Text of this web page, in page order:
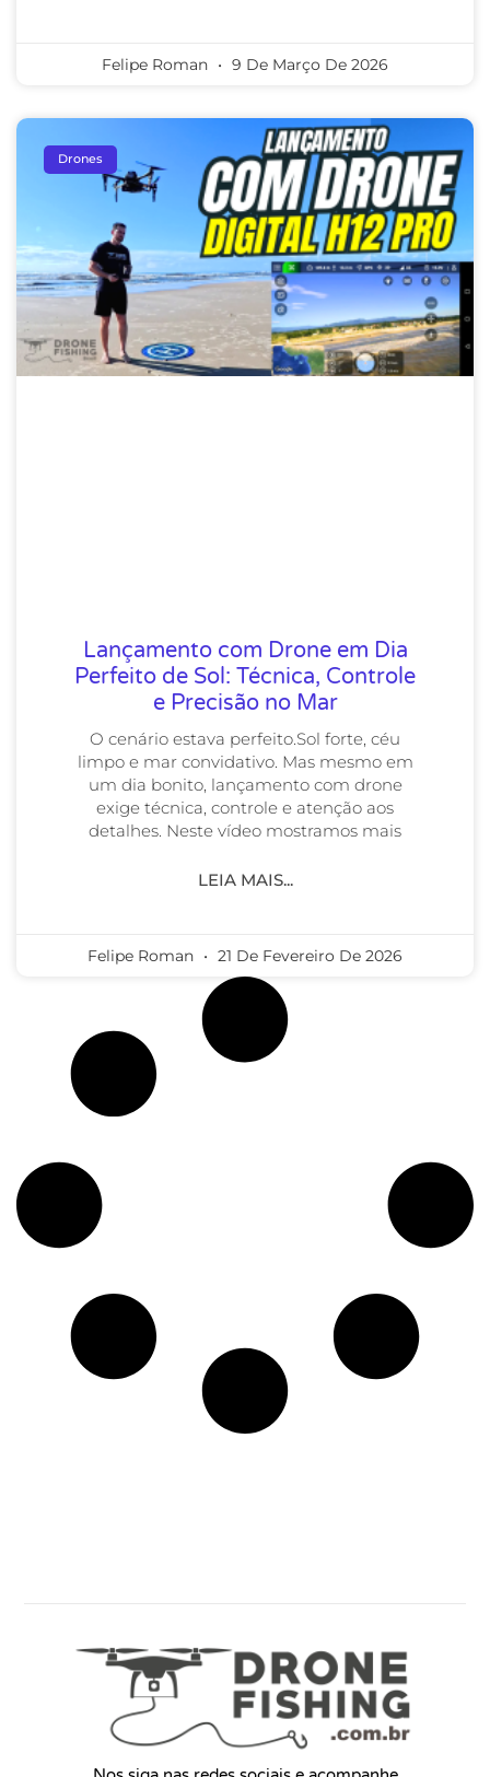
Felipe Roman 9 De Março De 2026
Drones
Lançamento com Drone em Dia
Perfeito de Sol: Técnica, Controle
e Precisão no Mar
O cenário estava perfeito.Sol forte, céu
limpo e mar convidativo. Mas mesmo em
um dia bonito, lançamento com drone
exige técnica, controle e atenção aos
detalhes. Neste vídeo mostramos mais
LEIA MAIS...
Felipe Roman 21 De Fevereiro De 2026